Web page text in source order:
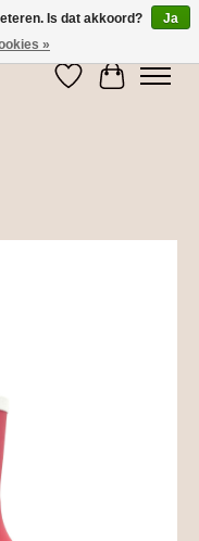
Verlanglijst
Is dat akkoord?
Ja
»